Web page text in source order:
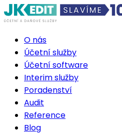
O nás
Účetní služby
Účetní software
Interim služby
Poradenství
Audit
Reference
Blog